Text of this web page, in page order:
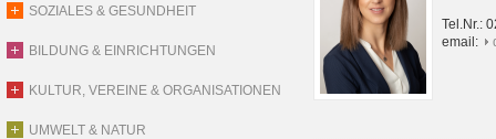
SOZIALES & GESUNDHEIT
BILDUNG & EINRICHTUNGEN
KULTUR, VEREINE & ORGANISATIONEN
UMWELT & NATUR
Tel.Nr.:
email: